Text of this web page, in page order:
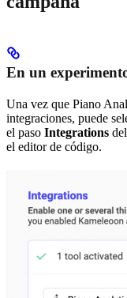
En un
Una vez que Piano
integraciones, puede
el paso Integrations
el editor de código.